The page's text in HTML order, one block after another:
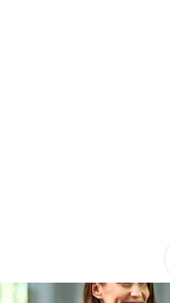
mensuels) à